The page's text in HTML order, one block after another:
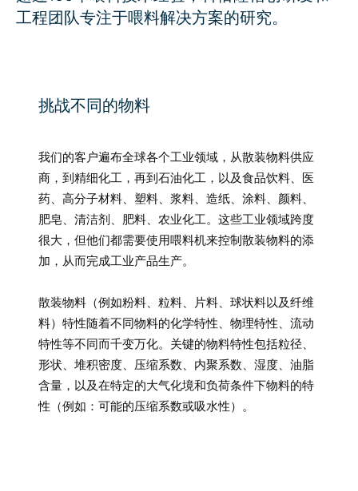
工程团队专注于喂料解决方案的研究。
挑战不同的物料
我们的客户遍布全球各个工业领域，从散装物料供应
商，到精细化工，再到石油化工，以及食品饮料、医
药、高分子材料、塑料、浆料、造纸、涂料、颜料、
肥皂、清洁剂、肥料、农业化工。这些工业领域跨度
很大，但他们都需要使用喂料机来控制散装物料的添
加，从而完成工业产品生产。
散装物料（例如粉料、粒料、片料、球状料以及纤维
料）特性随着不同物料的化学特性、物理特性、流动
特性等不同而千变万化。关键的物料特性包括粒径、
形状、堆积密度、压缩系数、内聚系数、湿度、油脂
含量，以及在特定的大气化境和负荷条件下物料的特
性（例如：可能的压缩系数或吸水性）。